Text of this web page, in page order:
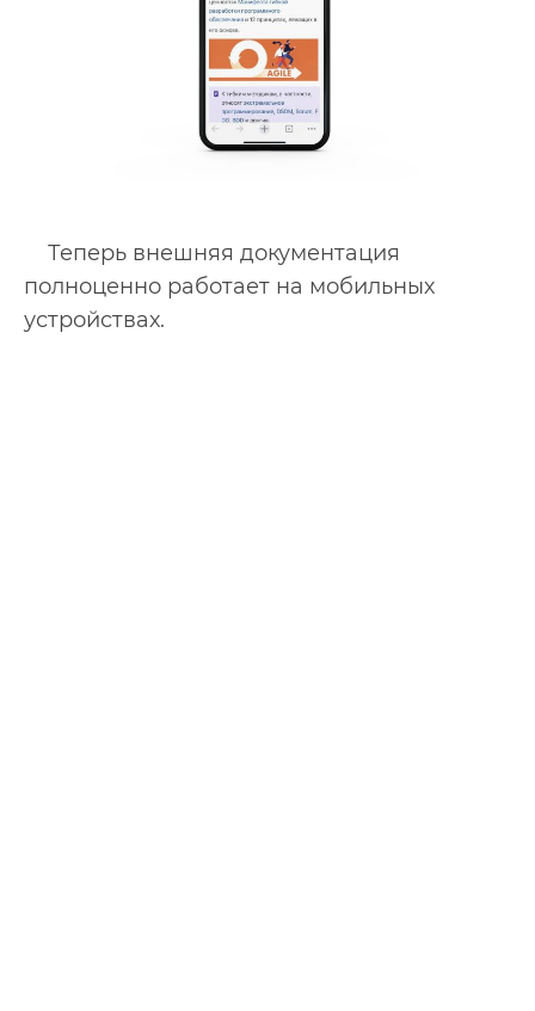
Теперь внешняя документация
полноценно работает на мобильных
устройствах.